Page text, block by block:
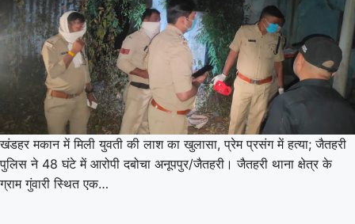
खंडहर मकान में मिली युवती की लाश का खुलासा, प्रेम प्रसंग में हत्या; जैतहरी
पुलिस ने 48 घंटे में आरोपी दबोचा अनूपपुर/जैतहरी। जैतहरी थाना क्षेत्र के
ग्राम गुंवारी स्थित एक…